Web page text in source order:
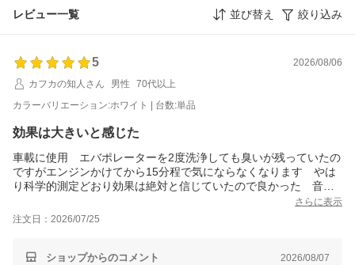
レビュー一覧 並び替え 絞り込み
5
2026/08/06
カフカの知人さん
男性
70代以上
カラーバリエーション:ホワイト | 台数:単品
効果は大きいと感じた
車載に使用 エバポレーターを2度洗浄しても臭いが残っていたの
ですがエンジンかけてから15分程で気にならなくなります やは
り科学的測定どおり効果は絶対と信じていたので良かった 音を
気にされる方がいましたが私の場合は全く感じません 無音で
す 後部座席にも設置しようと思います
さらに表示
注文日：2026/07/25
ショップからのコメント 2026/08/07